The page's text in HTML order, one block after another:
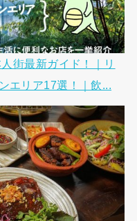
街最新ガイド！｜リ
エリア17選！｜飲...